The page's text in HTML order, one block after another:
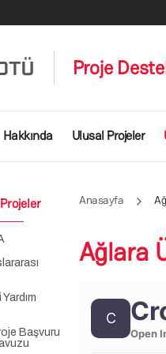
Proje
menüsü
Hakkında Ulusal Projeler
Anasayfa
Ağlara
C
Open
Başvuru